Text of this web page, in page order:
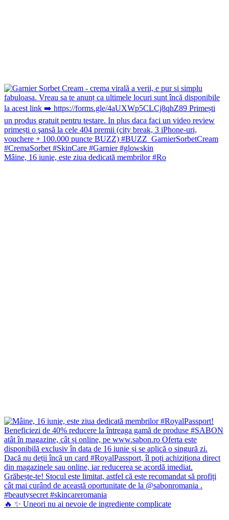
Mâine, 16 iunie, este ziua dedicată membrilor #Ro
🔥 ✨ Uneori nu ai nevoie de ingrediente complicate